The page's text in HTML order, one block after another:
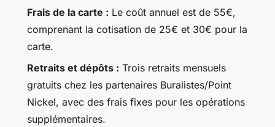
Frais de la carte : Le coût annuel est de 55€,
comprenant la cotisation de 25€ et 30€ pour la
carte.
Retraits et dépôts : Trois retraits mensuels
gratuits chez les partenaires Buralistes/Point
Nickel, avec des frais fixes pour les opérations
supplémentaires.